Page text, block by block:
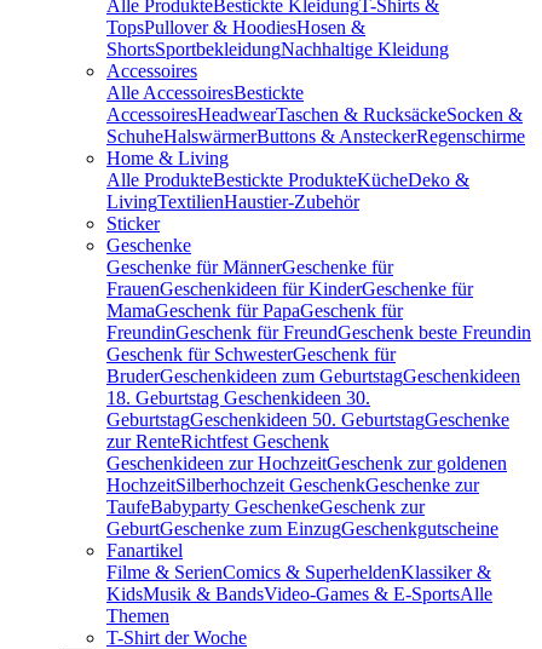
Alle ProdukteBestickte KleidungT-Shirts &
TopsPullover & HoodiesHosen &
ShortsSportbekleidungNachhaltige Kleidung
Accessoires
Alle AccessoiresBestickte
AccessoiresHeadwearTaschen & RucksäckeSocken &
SchuheHalswärmerButtons & AnsteckerRegenschirme
Home & Living
Alle ProdukteBestickte ProdukteKücheDeko &
LivingTextilienHaustier-Zubehör
Sticker
Geschenke
Geschenke für MännerGeschenke für
FrauenGeschenkideen für KinderGeschenke für
MamaGeschenk für PapaGeschenk für
FreundinGeschenk für FreundGeschenk beste Freundin
Geschenk für SchwesterGeschenk für
BruderGeschenkideen zum GeburtstagGeschenkideen
18. Geburtstag Geschenkideen 30.
GeburtstagGeschenkideen 50. GeburtstagGeschenke
zur RenteRichtfest Geschenk
Geschenkideen zur HochzeitGeschenk zur goldenen
HochzeitSilberhochzeit GeschenkGeschenke zur
TaufeBabyparty GeschenkeGeschenk zur
GeburtGeschenke zum EinzugGeschenkgutscheine
Fanartikel
Filme & SerienComics & SuperheldenKlassiker &
KidsMusik & BandsVideo-Games & E-SportsAlle
Themen
T-Shirt der Woche